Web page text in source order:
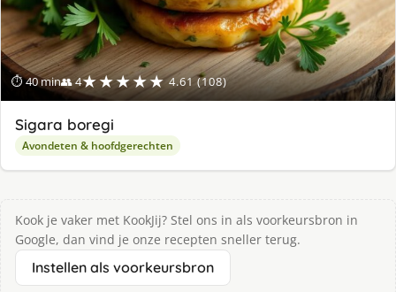
⏱ 40 min👥 4★★★★★ 4.61 (108)
Sigara boregi
Avondeten & hoofdgerechten
Kook je vaker met KookJij? Stel ons in als voorkeursbron in
Google, dan vind je onze recepten sneller terug.
Instellen als voorkeursbron